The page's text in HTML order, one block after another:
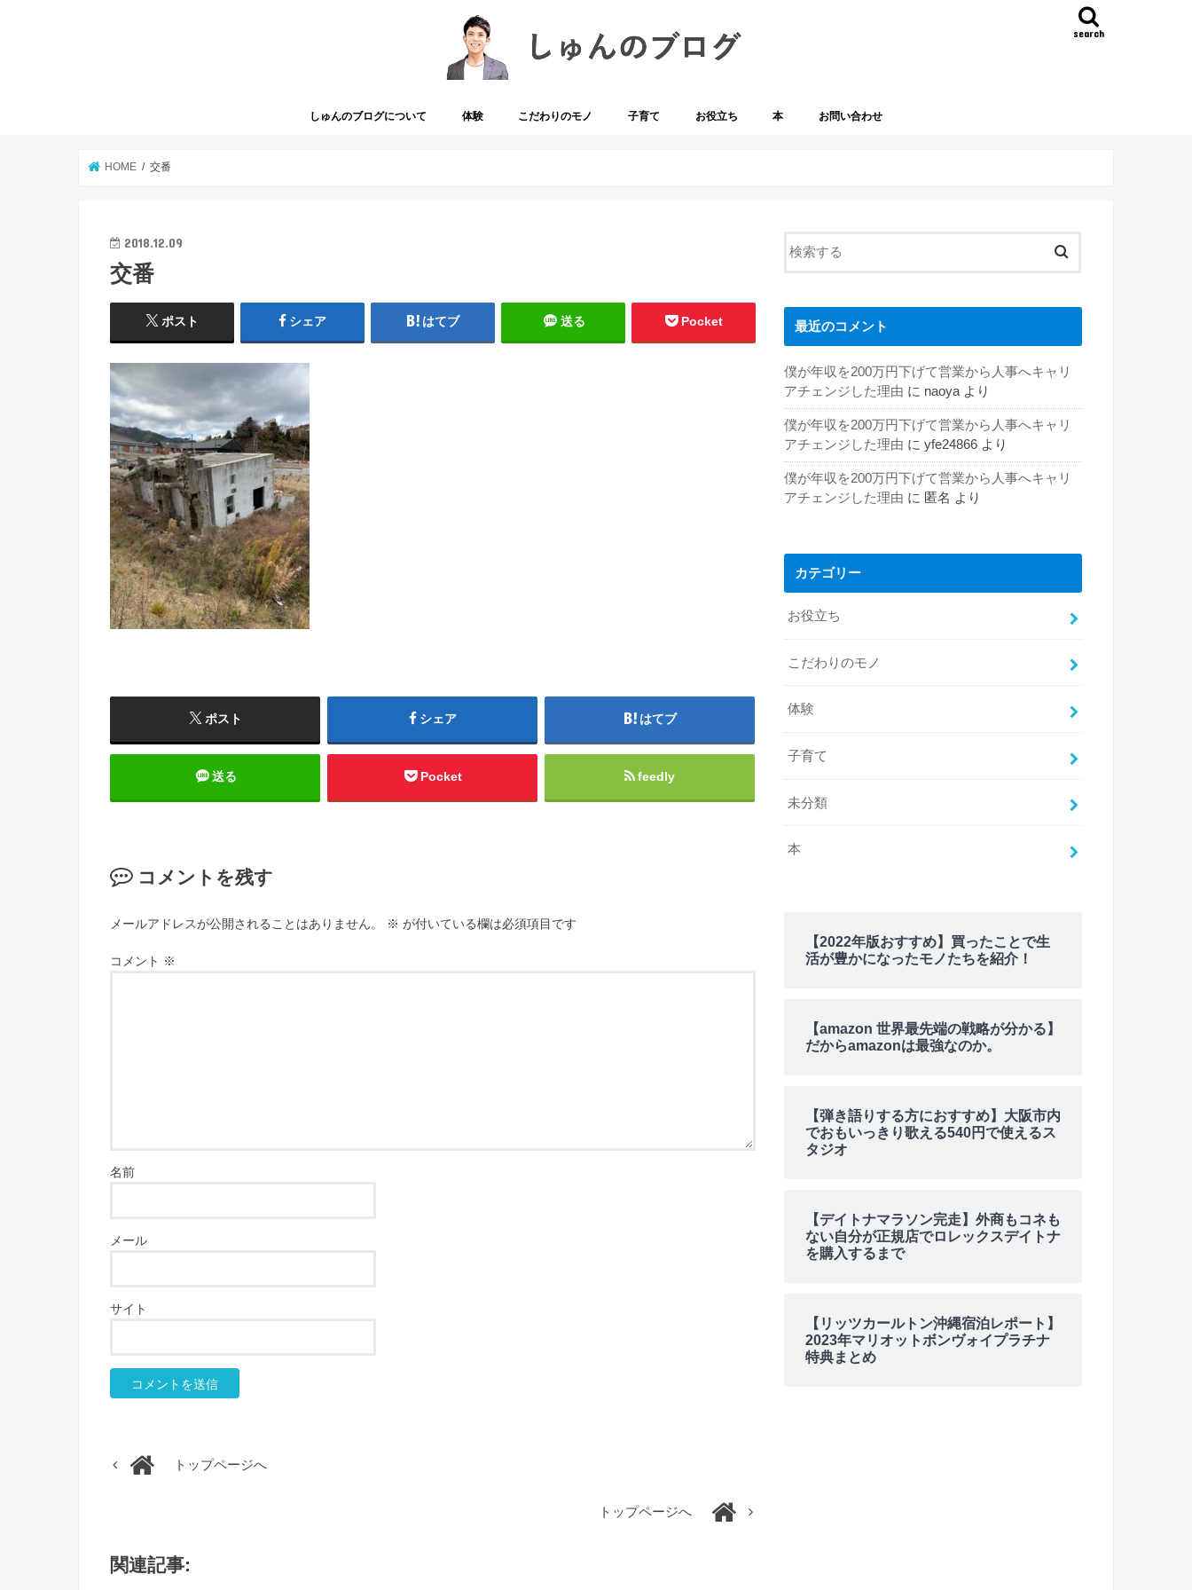
search
しゅんのブログについて 体験 こだわりのモノ 子育て お役立ち 本 お問い合わせ
HOME 交番
2018.12.09
交番
ポスト シェア はてブ 送る Pocket
ポスト シェア はてブ
送る Pocket feedly
コメントを残す
メールアドレスが公開されることはありません。 ※ が付いている欄は必須項目です
コメント ※
名前
メール
サイト
トップページへ
トップページへ
関連記事:
最近のコメント
僕が年収を200万円下げて営業から人事へキャリ
アチェンジした理由 に naoyaより
僕が年収を200万円下げて営業から人事へキャリ
アチェンジした理由 に yfe24866 より
僕が年収を200万円下げて営業から人事へキャリ
アチェンジした理由 に 匿名 より
カテゴリー
お役立ち
こだわりのモノ
体験
子育て
未分類
本
【2022年版おすすめ】買ったことで生
活が豊かになったモノたちを紹介！
【amazon 世界最先端の戦略が分かる】
だからamazonは最強なのか。
【弾き語りする方におすすめ】大阪市内
でおもいっきり歌える540円で使えるス
タジオ
【デイトナマラソン完走】外商もコネも
ない自分が正規店でロレックスデイトナ
を購入するまで
【リッツカールトン沖縄宿泊レポート】
2023年マリオットボンヴォイプラチナ
特典まとめ